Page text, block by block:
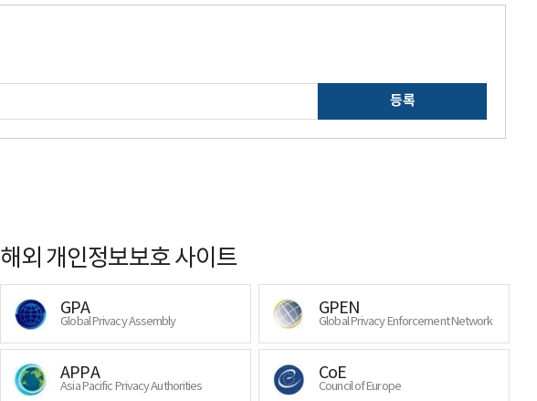
등록
해외 개인정보보호 사이트
GPA
Global Privacy Assembly
GPEN
Global Privacy Enforcement Network
APPA
Asia Pacific Privacy Authorities
CoE
Council of Europe